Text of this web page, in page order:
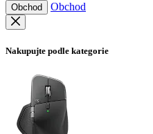
Obchod Obchod
Nakupujte podle kategorie